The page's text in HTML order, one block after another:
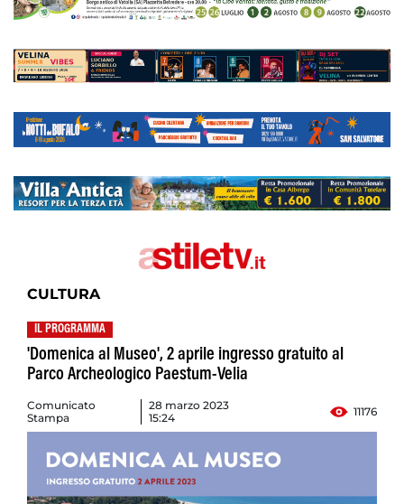
CULTURA
IL PROGRAMMA
'Domenica al Museo', 2 aprile ingresso gratuito al
Parco Archeologico Paestum-Velia
Comunicato
Stampa
28 marzo 2023
15:24
11176